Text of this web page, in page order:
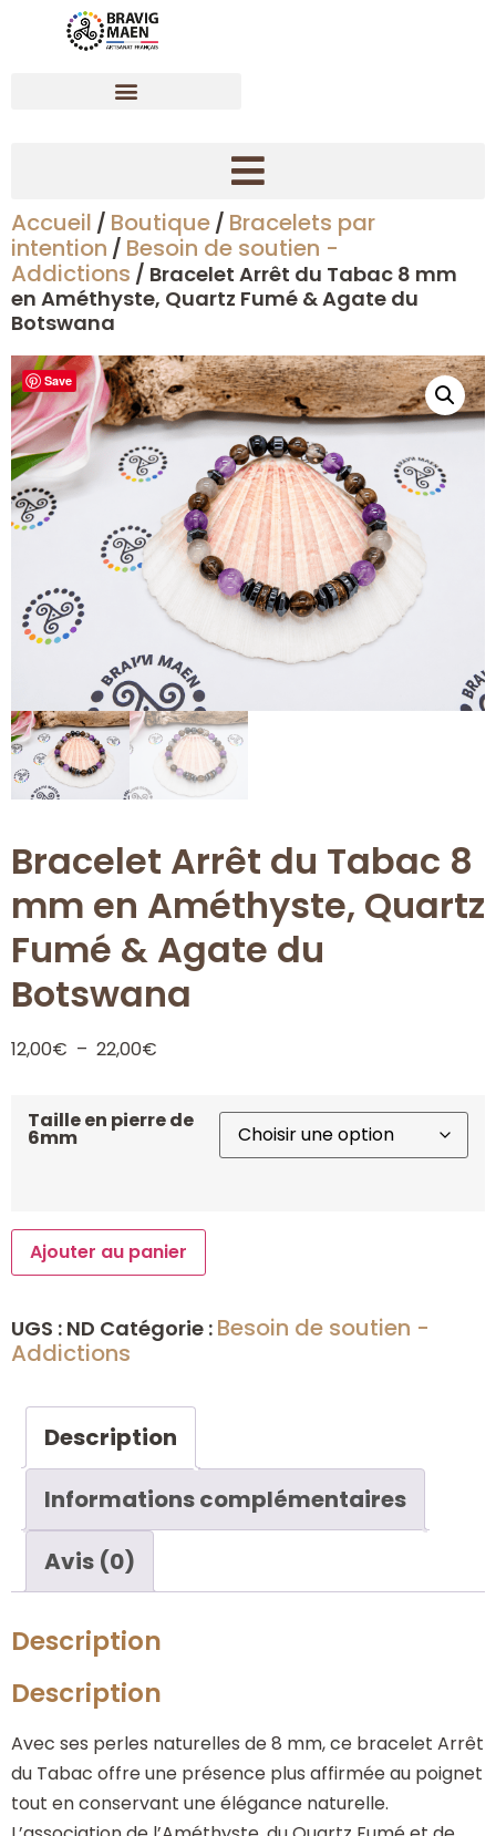
Accueil / Boutique / Bracelets par
intention / Besoin de soutien -
Addictions / Bracelet Arrêt du Tabac 8 mm
en Améthyste, Quartz Fumé & Agate du
Botswana
Save
Bracelet Arrêt du Tabac 8
mm en Améthyste, Quartz
Fumé & Agate du
Botswana
12,00€ – 22,00€
Taille en pierre de
6mm
Ajouter au panier
UGS : ND Catégorie : Besoin de soutien -
Addictions
Description
Informations complémentaires
Avis (0)
Description
Description
Avec ses perles naturelles de 8 mm, ce bracelet Arrêt
du Tabac offre une présence plus affirmée au poignet
tout en conservant une élégance naturelle.